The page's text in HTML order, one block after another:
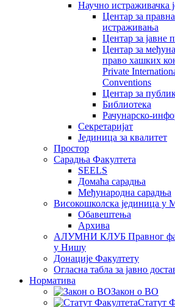
Научно истраживачка
Центар за
истраживања
Центар за јавне
Центар за
право хашких
Private
Conventions
Центар за
Библиотека
Рачунарско-
Секретаријат
Јединица за квалитет
Простор
Сарадња Факултета
SEELS
Домаћа сарадња
Међународна сарадња
Високошколска јединица у
Обавештења
Архива
АЛУМНИ КЛУБ Правног
у Нишу
Донације Факултету
Огласна табла за јавно
Норматива
Закон о ВО
Статут